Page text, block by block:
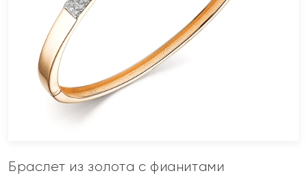
Браслет из золота с фианитами